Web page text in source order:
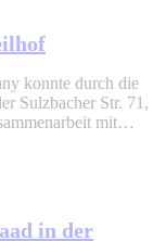
konnte durch die
Sulzbacher Str. 71,
mit…
in der